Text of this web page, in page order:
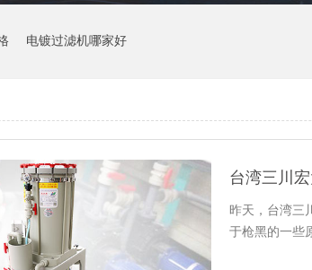
电镀过滤机哪家好
昨天，台湾三
于枪黑的一些